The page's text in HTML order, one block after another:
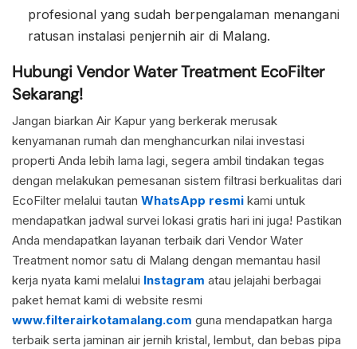
profesional yang sudah berpengalaman menangani
ratusan instalasi penjernih air di Malang.
Hubungi Vendor Water Treatment EcoFilter
Sekarang!
Jangan biarkan Air Kapur yang berkerak merusak
kenyamanan rumah dan menghancurkan nilai investasi
properti Anda lebih lama lagi, segera ambil tindakan tegas
dengan melakukan pemesanan sistem filtrasi berkualitas dari
EcoFilter melalui tautan WhatsApp resmi kami untuk
mendapatkan jadwal survei lokasi gratis hari ini juga! Pastikan
Anda mendapatkan layanan terbaik dari Vendor Water
Treatment nomor satu di Malang dengan memantau hasil
kerja nyata kami melalui Instagram atau jelajahi berbagai
paket hemat kami di website resmi
www.filterairkotamalang.com guna mendapatkan harga
terbaik serta jaminan air jernih kristal, lembut, dan bebas pipa